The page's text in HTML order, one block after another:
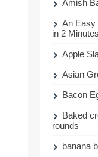
Amish
An Easy
in 2 Minutes
Apple
Asian
Bacon
Baked
rounds
banana